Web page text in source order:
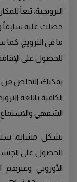
النرويجية، تبعاً
حصلت عليه سابقاً
ما في النرويج،
للحصول على الإقامة
يمكنك التخلص من
الشفهي والاستماع
بشكل مشابه،
للحصول على
الأوروبي وغيرهم